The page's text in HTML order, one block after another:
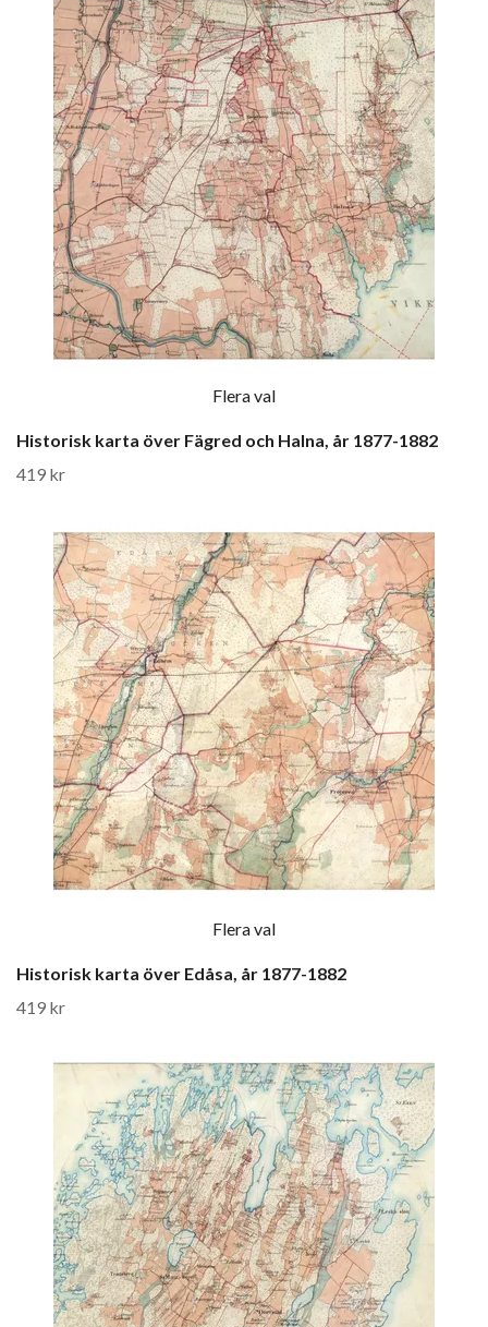
Flera val
Historisk karta över Fägred och Halna, år 1877-1882
419 kr
Flera val
Historisk karta över Edåsa, år 1877-1882
419 kr